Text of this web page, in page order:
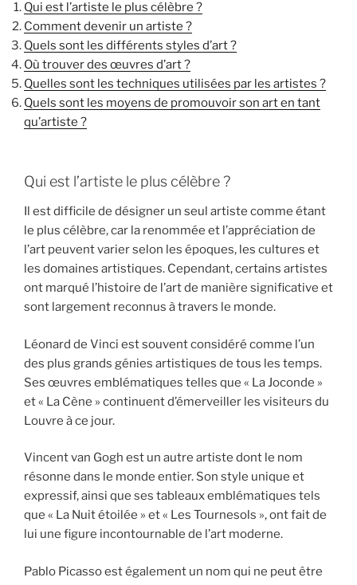
Qui est l’artiste le plus célèbre ?
Comment devenir un artiste ?
Quels sont les différents styles d’art ?
Où trouver des œuvres d’art ?
Quelles sont les techniques utilisées par les artistes ?
Quels sont les moyens de promouvoir son art en tant
qu’artiste ?
Qui est l’artiste le plus célèbre ?
Il est difficile de désigner un seul artiste comme étant
le plus célèbre, car la renommée et l’appréciation de
l’art peuvent varier selon les époques, les cultures et
les domaines artistiques. Cependant, certains artistes
ont marqué l’histoire de l’art de manière significative et
sont largement reconnus à travers le monde.
Léonard de Vinci est souvent considéré comme l’un
des plus grands génies artistiques de tous les temps.
Ses œuvres emblématiques telles que « La Joconde »
et « La Cène » continuent d’émerveiller les visiteurs du
Louvre à ce jour.
Vincent van Gogh est un autre artiste dont le nom
résonne dans le monde entier. Son style unique et
expressif, ainsi que ses tableaux emblématiques tels
que « La Nuit étoilée » et « Les Tournesols », ont fait de
lui une figure incontournable de l’art moderne.
Pablo Picasso est également un nom qui ne peut être